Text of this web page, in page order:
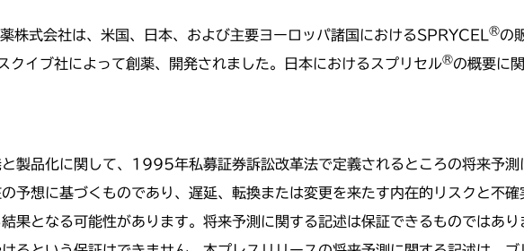
株式会社は、米国、日本、および主要ヨーロッパ諸国におけるSPRYCEL ®の
クイブ社によって創薬、開発されました。日本におけるスプリセル®の概要に
製品化に関して、1995年私募証券訴訟改革法で定義されるところの将来予測
予想に基づくものであり、遅延、転換または変更を来たす内在的リスクと不
果となる可能性があります。将来予測に関する記述は保証できるものではあり